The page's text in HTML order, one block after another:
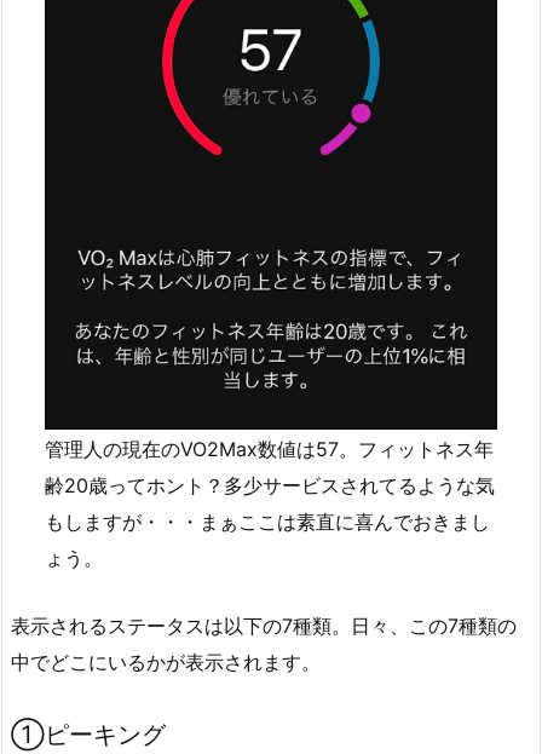
管理人の現在のVO2Max数値は57。フィットネス年
齢20歳ってホント？多少サービスされてるような気
もしますが・・・まぁここは素直に喜んでおきまし
ょう。
表示されるステータスは以下の7種類。日々、この7種類の
中でどこにいるかが表示されます。
①ピーキング